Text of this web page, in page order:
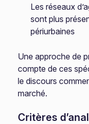
Les réseaux
sont plus
périurbaines
Une approche de
compte de ces
le discours
marché.
Critères